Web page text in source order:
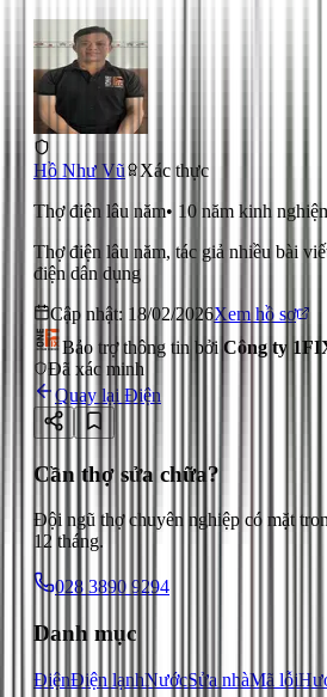
Hồ Như Vũ
Xác thực
Thợ điện lâu năm• 10 năm kinh
Thợ điện lâu năm, tác giả nhiều bài
điện dân dụng
Cập nhật: 18/02/2026Xem hồ sơ
Bảo trợ thông tin bởi Công ty
Đã xác minh
Quay lại Điện
Cần thợ sửa chữa?
Đội ngũ thợ chuyên nghiệp có mặt
12 tháng.
028 3890 9294
Danh mục
ĐiệnĐiện lạnhNướcSửa nhàMã lỗi